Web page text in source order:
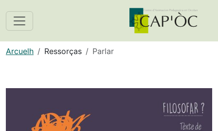
Arcuelh Ressorças Parlar